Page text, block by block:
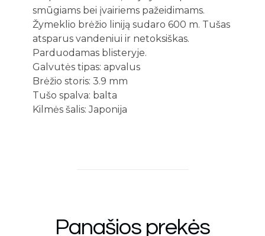
smūgiams bei įvairiems pažeidimams.
Žymeklio brėžio liniją sudaro 600 m. Tušas
atsparus vandeniui ir netoksiškas.
Parduodamas blisteryje.
Galvutės tipas: apvalus
Brėžio storis: 3.9 mm
Tušo spalva: balta
Kilmės šalis: Japonija
Panašios prekės